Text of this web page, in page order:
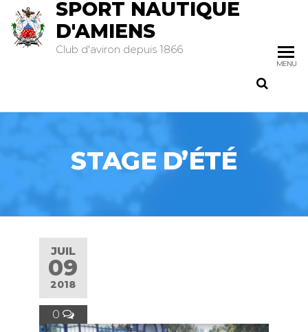
SPORT NAUTIQUE
D'AMIENS
Club d'aviron depuis 1866
MENU
STAGE D’ÉTÉ
JUIL
09
2018
0